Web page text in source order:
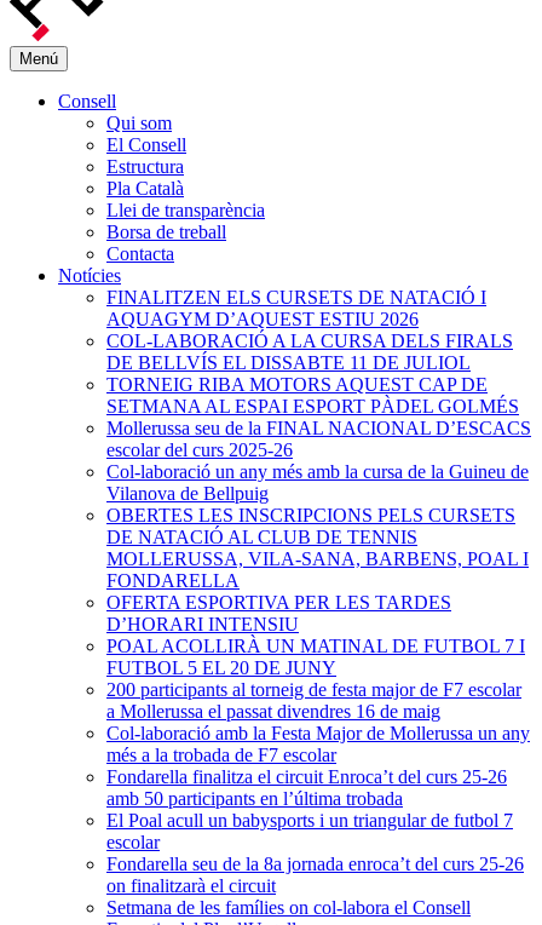
Menú
Consell
Qui som
El Consell
Estructura
Pla Català
Llei de transparència
Borsa de treball
Contacta
Notícies
FINALITZEN ELS CURSETS DE NATACIÓ I
AQUAGYM D’AQUEST ESTIU 2026
COL-LABORACIÓ A LA CURSA DELS FIRALS
DE BELLVÍS EL DISSABTE 11 DE JULIOL
TORNEIG RIBA MOTORS AQUEST CAP DE
SETMANA AL ESPAI ESPORT PÀDEL GOLMÉS
Mollerussa seu de la FINAL NACIONAL D’ESCACS
escolar del curs 2025-26
Col-laboració un any més amb la cursa de la Guineu de
Vilanova de Bellpuig
OBERTES LES INSCRIPCIONS PELS CURSETS
DE NATACIÓ AL CLUB DE TENNIS
MOLLERUSSA, VILA-SANA, BARBENS, POAL I
FONDARELLA
OFERTA ESPORTIVA PER LES TARDES
D’HORARI INTENSIU
POAL ACOLLIRÀ UN MATINAL DE FUTBOL 7 I
FUTBOL 5 EL 20 DE JUNY
200 participants al torneig de festa major de F7 escolar
a Mollerussa el passat divendres 16 de maig
Col-laboració amb la Festa Major de Mollerussa un any
més a la trobada de F7 escolar
Fondarella finalitza el circuit Enroca’t del curs 25-26
amb 50 participants en l’última trobada
El Poal acull un babysports i un triangular de futbol 7
escolar
Fondarella seu de la 8a jornada enroca’t del curs 25-26
on finalitzarà el circuit
Setmana de les famílies on col-labora el Consell